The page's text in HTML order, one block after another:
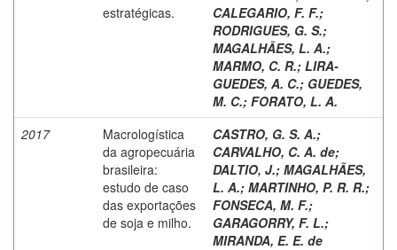
estratégicas.
CALEGARIO, F. F.;
RODRIGUES, G. S.;
MAGALHÃES, L. A.;
MARMO, C. R.; LIRA-
GUEDES, A. C.; GUEDES,
M. C.; FORATO, L. A.
2017
Macrologística
da agropecuária
brasileira:
estudo de caso
das exportações
de soja e milho.
CASTRO, G. S. A.;
CARVALHO, C. A. de;
DALTIO, J.; MAGALHÃES,
L. A.; MARTINHO, P. R. R.;
FONSECA, M. F.;
GARAGORRY, F. L.;
MIRANDA, E. E. de